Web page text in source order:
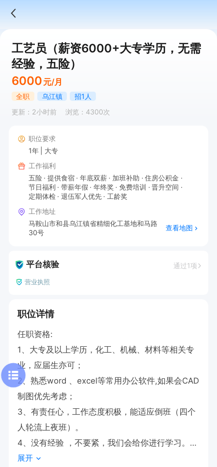
工艺员（薪资6000+大专学历，无需
经验，五险）
6000 元/月
全职 乌江镇
招1人
更新：2小时前
浏览：4300次
职位要求
1年
大专
工作福利
五险
提供食宿 年底双薪 加班补助
住房公积金
节日福利
带薪年假 年终奖 免费培训
晋升空间
定期体检
退伍军人优先
工龄奖
工作地址
马鞍山市和县乌江镇省精细化工基地和马路
30号
查看地图
平台核验 通过1项
营业执照
职位详情
任职资格:
1、大专及以上学历，化工、机械、材料等相关专
业，应届生亦可；
2、熟悉word 、excel等常用办公软件,如果会CAD
制图优先考虑；
3、有责任心，工作态度积极，能适应倒班（四个
人轮流上夜班）。
4、没有经验 ，不要紧，我们会给你进行学习。只
要是大专学历均可做！
展开